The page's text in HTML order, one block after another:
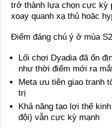
trở thành lựa chọn cực kỳ
xoay quanh xạ thủ hoặc
Điểm đáng chú ý ở mùa
Lối chơi Dyadia đã ổn
như thời điểm mới ra
Meta ưu tiên giao tranh
trị
Khả năng tạo lợi thế
đội) vẫn cực kỳ mạnh